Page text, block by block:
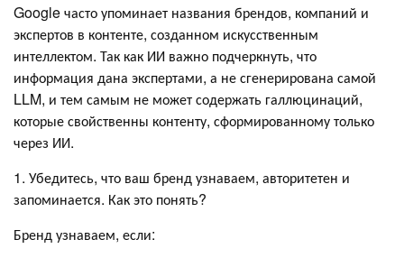
Google часто упоминает названия брендов, компаний и
экспертов в контенте, созданном искусственным
интеллектом. Так как ИИ важно подчеркнуть, что
информация дана экспертами, а не сгенерирована самой
LLM, и тем самым не может содержать галлюцинаций,
которые свойственны контенту, сформированному только
через ИИ.
1. Убедитесь, что ваш бренд узнаваем, авторитетен и
запоминается. Как это понять?
Бренд узнаваем, если: